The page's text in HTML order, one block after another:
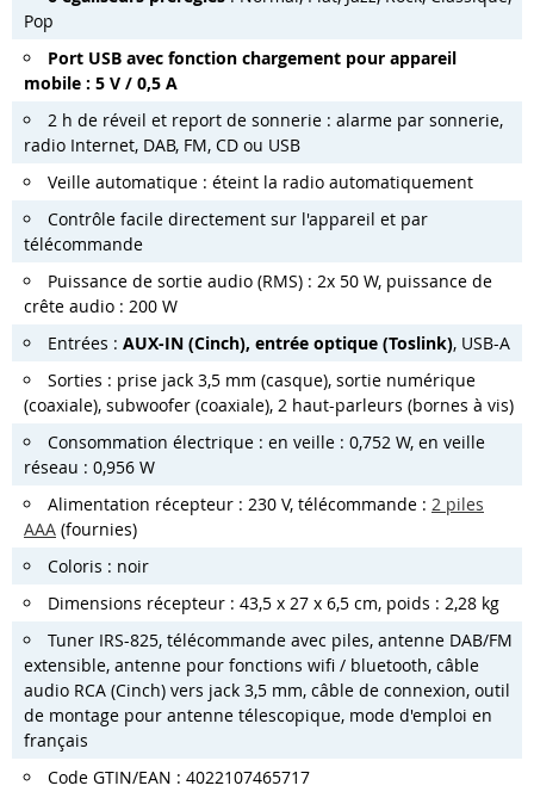
Pop
Port USB avec fonction chargement pour appareil
mobile : 5 V / 0,5 A
2 h de réveil et report de sonnerie : alarme par sonnerie,
radio Internet, DAB, FM, CD ou USB
Veille automatique : éteint la radio automatiquement
Contrôle facile directement sur l'appareil et par
télécommande
Puissance de sortie audio (RMS) : 2x 50 W, puissance de
crête audio : 200 W
Entrées : AUX-IN (Cinch), entrée optique (Toslink), USB-A
Sorties : prise jack 3,5 mm (casque), sortie numérique
(coaxiale), subwoofer (coaxiale), 2 haut-parleurs (bornes à vis)
Consommation électrique : en veille : 0,752 W, en veille
réseau : 0,956 W
Alimentation récepteur : 230 V, télécommande : 2 piles
AAA (fournies)
Coloris : noir
Dimensions récepteur : 43,5 x 27 x 6,5 cm, poids : 2,28 kg
Tuner IRS-825, télécommande avec piles, antenne DAB/FM
extensible, antenne pour fonctions wifi / bluetooth, câble
audio RCA (Cinch) vers jack 3,5 mm, câble de connexion, outil
de montage pour antenne télescopique, mode d'emploi en
français
Code GTIN/EAN : 4022107465717